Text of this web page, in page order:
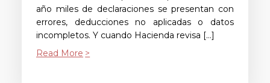
año miles de declaraciones se presentan con
errores, deducciones no aplicadas o datos
incompletos. Y cuando Hacienda revisa […]
Read More